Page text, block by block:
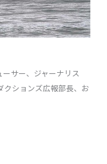
サー、ジャーナリス
クションズ広報部長、お